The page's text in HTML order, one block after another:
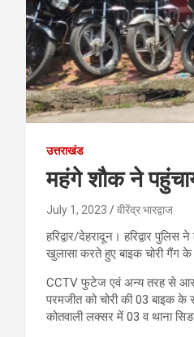
उत्तराखंड
महंगे शौक ने
July 1, 2023 वीरेंद्र भारद्वाज
हरिद्वार/देहरादून। हरिद्वार
खुलासा करते हुए बाइक चोरी गैंग के
CCTV फुटेज एवं अन्य तरह से
परमजीत को चोरी की 03 बाइक के
कोतवाली लक्सर में 03 व थाना